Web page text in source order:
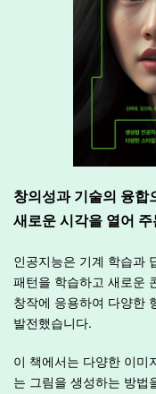
창의성과 기술의 융합
새로운 시각을 열어
인공지능은 기계 학습과
패턴을 학습하고 새로운
창작에 응용하여 다양한
발전했습니다.
이 책에서는 다양한 이미
는 그림을 생성하는 방법